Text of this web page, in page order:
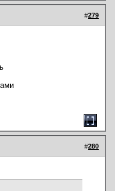
#279
#280